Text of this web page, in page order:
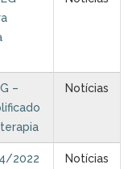
–
Notícias
2022
Notícias